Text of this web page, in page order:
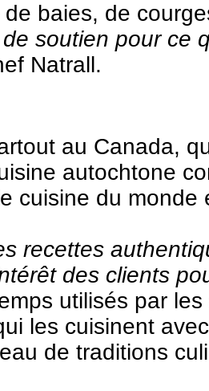
baies, de
soutien pour ce
Natrall.
au Canada,
autochtone
cuisine du monde
recettes
des clients
utilisés par
les cuisinent
de traditions